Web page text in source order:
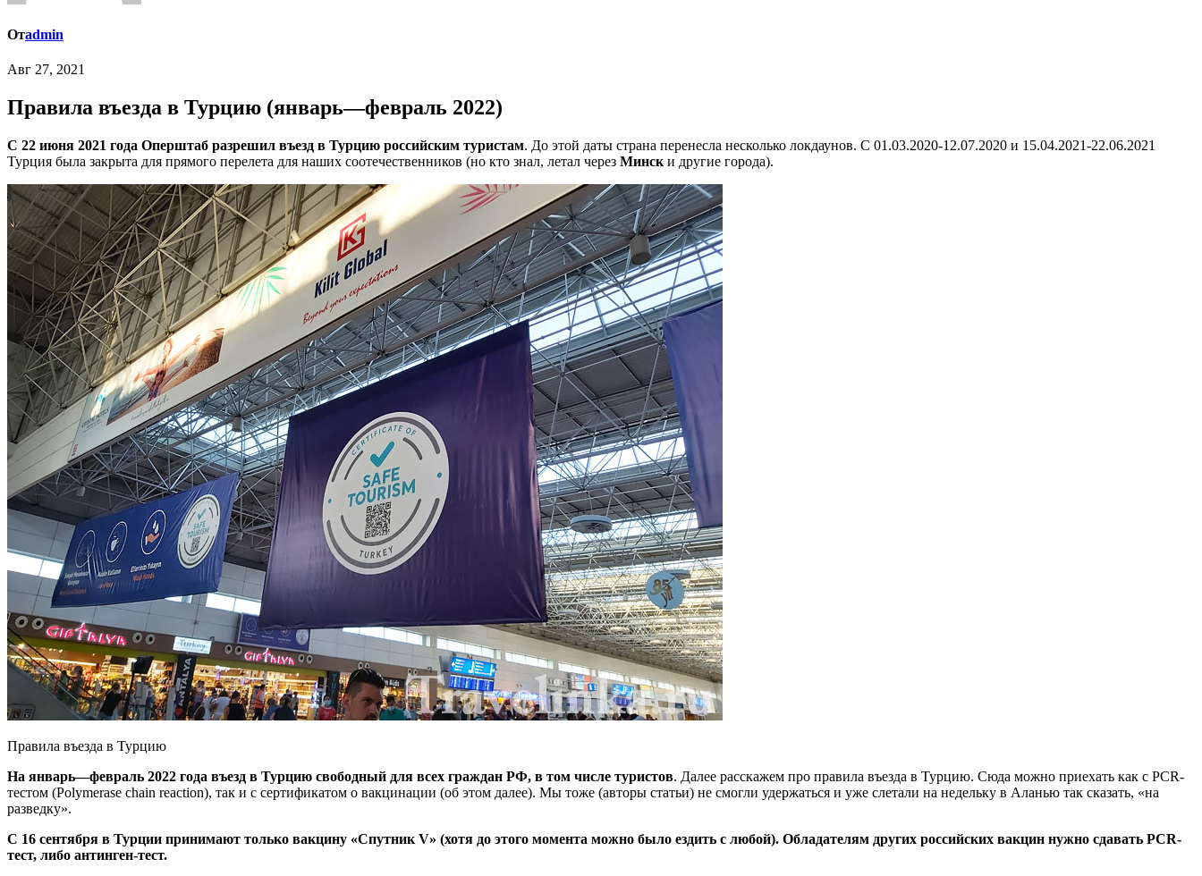
Отadmin
Авг 27, 2021
Правила въезда в Турцию (январь—февраль 2022)
С 22 июня 2021 года Оперштаб разрешил въезд в Турцию российским туристам. До этой даты страна перенесла несколько локдаунов. С 01.03.2020-12.07.2020 и 15.04.2021-22.06.2021
Турция была закрыта для прямого перелета для наших соотечественников (но кто знал, летал через Минск и другие города).
Правила въезда в Турцию
На январь—февраль 2022 года въезд в Турцию свободный для всех граждан РФ, в том числе туристов. Далее расскажем про правила въезда в Турцию. Сюда можно приехать как с PCR-
тестом (Polymerase chain reaction), так и с сертификатом о вакцинации (об этом далее). Мы тоже (авторы статьи) не смогли удержаться и уже слетали на недельку в Аланью так сказать, «на
разведку».
С 16 сентября в Турции принимают только вакцину «Спутник V» (хотя до этого момента можно было ездить с любой). Обладателям других российских вакцин нужно сдавать PCR-
тест, либо антинген-тест.